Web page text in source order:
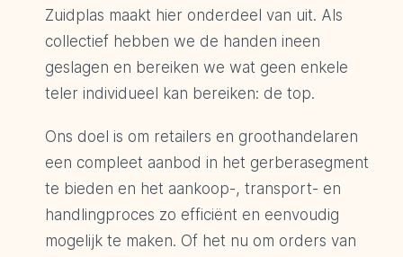
Zuidplas maakt hier onderdeel van uit. Als
collectief hebben we de handen ineen
geslagen en bereiken we wat geen enkele
teler individueel kan bereiken: de top.
Ons doel is om retailers en groothandelaren
een compleet aanbod in het gerberasegment
te bieden en het aankoop-, transport- en
handlingproces zo efficiënt en eenvoudig
mogelijk te maken. Of het nu om orders van